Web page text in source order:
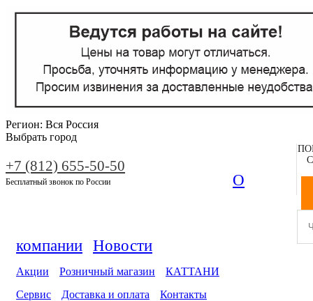
Регион: Вся Россия
Выбрать город
+7 (812) 655-50-50
Бесплатный звонок по России О
компании Новости
Акции Розничный магазин
КАТТАНИ
Сервис
Доставка и оплата Контакты